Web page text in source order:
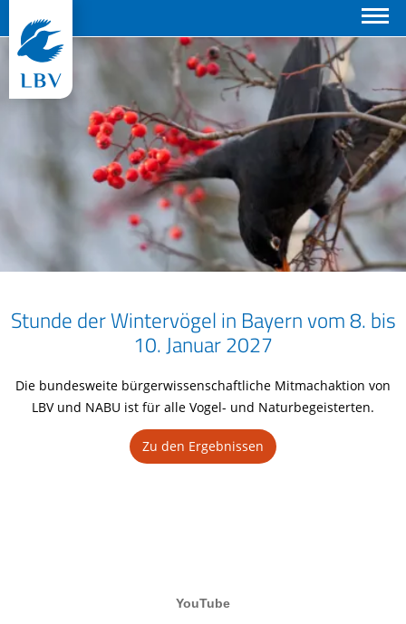
Stunde der Wintervögel in Bayern vom 8. bis
10. Januar 2027
Die bundesweite bürgerwissenschaftliche Mitmachaktion von
LBV und NABU ist für alle Vogel- und Naturbegeisterten.
Zu den Ergebnissen